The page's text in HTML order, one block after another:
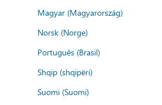
Magyar (Magyarország)
Norsk (Norge)
Português (Brasil)
Shqip (shqipëri)
Suomi (Suomi)